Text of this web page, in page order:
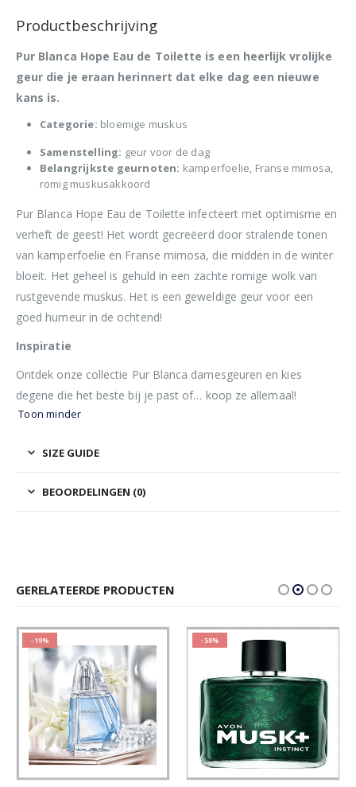
Productbeschrijving
Pur Blanca Hope Eau de Toilette is een heerlijk vrolijke
geur die je eraan herinnert dat elke dag een nieuwe
kans is.
Categorie: bloemige muskus
Samenstelling: geur voor de dag
Belangrijkste geurnoten: kamperfoelie, Franse mimosa,
romig muskusakkoord
Pur Blanca Hope Eau de Toilette infecteert met optimisme en
verheft de geest! Het wordt gecreëerd door stralende tonen
van kamperfoelie en Franse mimosa, die midden in de winter
bloeit. Het geheel is gehuld in een zachte romige wolk van
rustgevende muskus. Het is een geweldige geur voor een
goed humeur in de ochtend!
Inspiratie
Ontdek onze collectie Pur Blanca damesgeuren en kies
degene die het beste bij je past of… koop ze allemaal!
Toon minder
SIZE GUIDE
BEOORDELINGEN (0)
GERELATEERDE PRODUCTEN
-19% -58%